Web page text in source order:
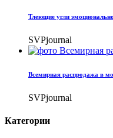
Тлеющие угли
SVPjournal
Всемирная распродажа в
SVPjournal
Категории